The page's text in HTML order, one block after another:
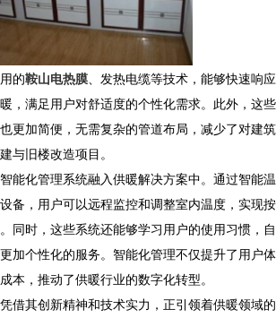
的鞍山电热膜 、发热电缆等技术，能够快速响应
，满足用户对舒适度的个性化需求。此外，这些
更加简便，无需复杂的管道布局，减少了对建筑
与旧楼改造项目。
能化管理系统融入供暖解决方案中。通过智能温
备，用户可以远程监控和调整室内温度，实现按
同时，这些系统还能够学习用户的使用习惯，自
加个性化的服务。智能化管理不仅提升了用户体
本，推动了供暖行业的数字化转型。
借其创新精神和技术实力，正引领着供暖领域的